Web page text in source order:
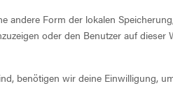
andere Form der lokalen
oder den Benutzer auf dieser
benötigen wir deine Einwilligung,